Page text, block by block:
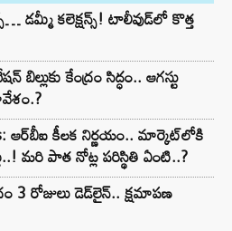
డమ్మీ కలెక్షన్స్! టాలీవుడ్‌లో కొత్త
కేంద్రం సిద్ధం.. ఆగస్టు
ఆర్‌బీఐ కీలక నిర్ణయం.. మార్కెట్‌లోకి
మరి పాత నోట్ల పరిస్థితి ఏంటి..?
3 రోజులు డెడ్‌లైన్.. క్షమాపణ